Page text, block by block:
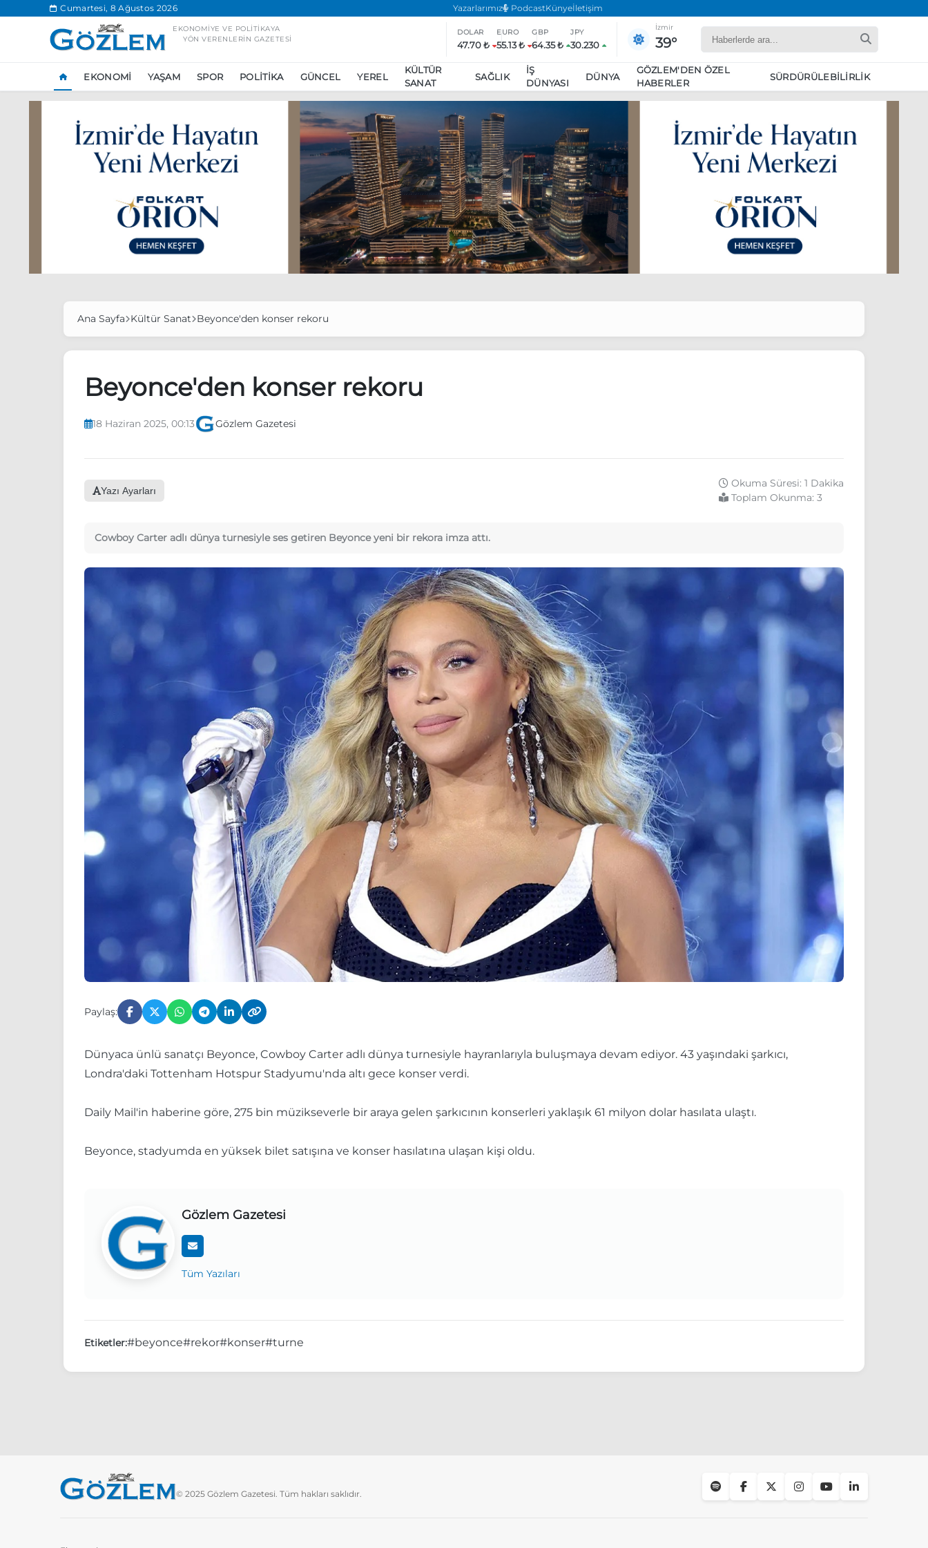
Cumartesi, 8 Ağustos 2026 Yazarlarımız PodcastKünyeİletişim
EKONOMIYE VE POLITIKAYA
YÖN VERENLERIN GAZETESI
DOLAR
47.70 ₺
EURO
55.13 ₺
GBP
64.35 ₺
JPY
30.230
İzmir
39°
EKONOMI YAŞAM SPOR POLITIKA GÜNCEL YEREL
KÜLTÜR
SANAT
SAĞLIK
İŞ
DÜNYASI
DÜNYA
GÖZLEM'DEN ÖZEL
HABERLER
SÜRDÜRÜLEBILIRLIK
Ankara’da eylem yasağı uzatıldı
Özgür Özel, Ekrem İmamoğlu’nu ziyaret edecek
Ünlü çift bir etkinliğe daha katılmama kararı aldı
Boykot
Ana Sayfa Kültür Sanat Beyonce'den konser rekoru
Beyonce'den konser rekoru
18 Haziran 2025, 00:13 Gözlem Gazetesi
Yazı Ayarları
Okuma Süresi: 1 Dakika
Toplam Okunma: 3
Cowboy Carter adlı dünya turnesiyle ses getiren Beyonce yeni bir rekora imza attı.
Paylaş:
Dünyaca ünlü sanatçı Beyonce, Cowboy Carter adlı dünya turnesiyle hayranlarıyla buluşmaya devam ediyor. 43 yaşındaki şarkıcı,
Londra'daki Tottenham Hotspur Stadyumu'nda altı gece konser verdi.
Daily Mail'in haberine göre, 275 bin müzikseverle bir araya gelen şarkıcının konserleri yaklaşık 61 milyon dolar hasılata ulaştı.
Beyonce, stadyumda en yüksek bilet satışına ve konser hasılatına ulaşan kişi oldu.
Gözlem Gazetesi
Tüm Yazıları
Etiketler:#beyonce#rekor#konser#turne
© 2025 Gözlem Gazetesi. Tüm hakları saklıdır.